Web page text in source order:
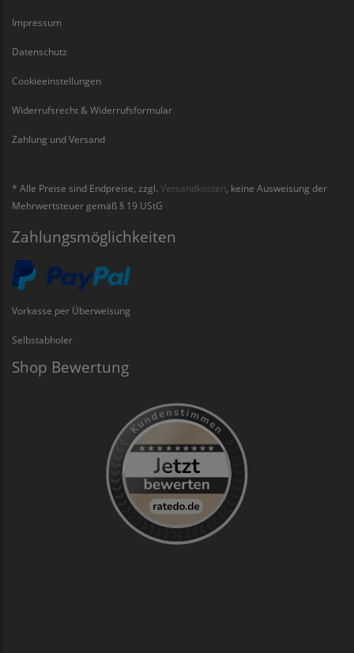
Impressum
Datenschutz
Cookieeinstellungen
Widerrufsrecht & Widerrufsformular
Zahlung und Versand
* Alle Preise sind Endpreise, zzgl. Versandkosten , keine Ausweisung der
Mehrwertsteuer gemäß § 19 UStG
Zahlungsmöglichkeiten
Vorkasse per Überweisung
Selbstabholer
Shop Bewertung